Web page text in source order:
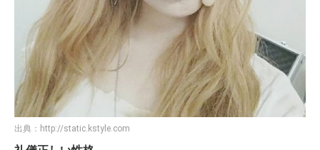
出典： http://static.kstyle.com